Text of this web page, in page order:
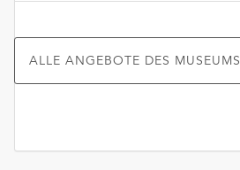
ALLE ANGEBOTE DES MUSEUMS